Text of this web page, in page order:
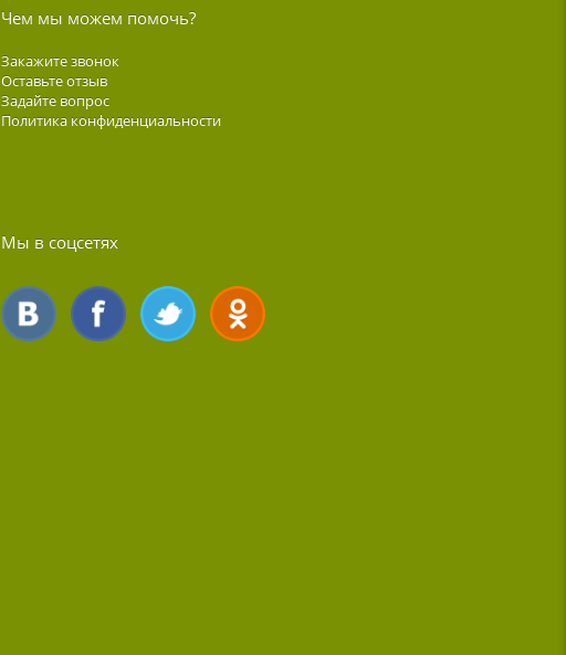
Чем мы можем помочь?
Закажите звонок
Оставьте отзыв
Задайте вопрос
Политика конфиденциальности
Мы в соцсетях